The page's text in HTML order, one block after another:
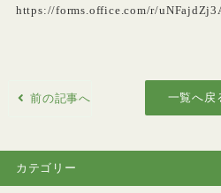
https://forms.office.com/r/
前の記事へ 一覧へ戻
カテゴリー